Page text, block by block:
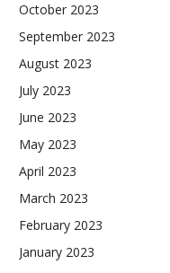
October 2023
September 2023
August 2023
July 2023
June 2023
May 2023
April 2023
March 2023
February 2023
January 2023